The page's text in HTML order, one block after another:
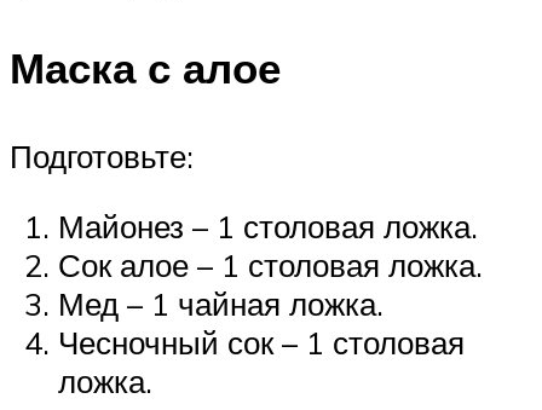
Маска с алое
Подготовьте:
Майонез – 1 столовая ложка.
Сок алое – 1 столовая ложка.
Мед – 1 чайная ложка.
Чесночный сок – 1 столовая
ложка.